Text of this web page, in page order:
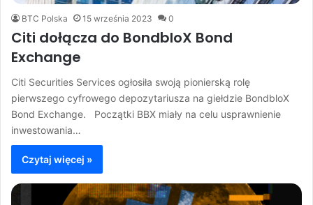
BTC Polska 15 września 2023 0
Citi dołącza do BondbloX Bond
Exchange
Citi Securities Services ogłosiła swoją pionierską rolę
pierwszego cyfrowego depozytariusza na giełdzie BondbloX
Bond Exchange. Początki BBX miały na celu usprawnienie
inwestowania…
Czytaj więcej »